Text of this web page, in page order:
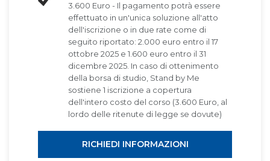
3.600 Euro - Il pagamento potrà essere
effettuato in un'unica soluzione all'atto
dell'iscrizione o in due rate come di
seguito riportato: 2.000 euro entro il 17
ottobre 2025 e 1.600 euro entro il 31
dicembre 2025. In caso di ottenimento
della borsa di studio, Stand by Me
sostiene 1 iscrizione a copertura
dell'intero costo del corso (3.600 Euro, al
lordo delle ritenute di legge se dovute)
RICHIEDI INFORMAZIONI